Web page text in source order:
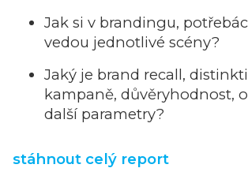
Jak si v brandingu,
vedou jednotlivé scény?
Jaký je brand recall,
kampaně, důvěryhodnost,
další parametry?
stáhnout celý report